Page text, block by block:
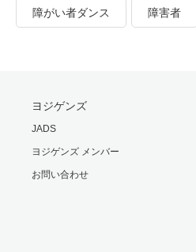
障がい者ダンス 障害者
ヨジゲンズ
JADS
ヨジゲンズ メンバー
お問い合わせ